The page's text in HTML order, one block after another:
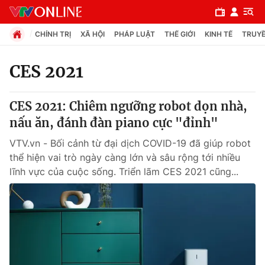
Chuyên mục
Chính trị
Xã hội
Pháp luật
CHÍNH TRỊ XÃ HỘI PHÁP LUẬT THẾ GIỚI KINH TẾ
CES 2021
CES 2021: Chiêm ngưỡng robot dọn nhà,
nấu ăn, đánh đàn piano cực "đỉnh"
VTV.vn - Bối cảnh từ đại dịch COVID-19 đã giúp robot
thể hiện vai trò ngày càng lớn và sâu rộng tới nhiều
lĩnh vực của cuộc sống. Triển lãm CES 2021 cũng...